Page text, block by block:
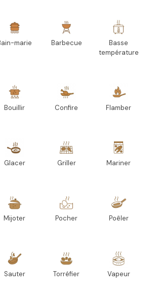
marie Barbecue
Basse
température
Bouillir Confire Flamber
Glacer Griller Mariner
Mijoter Pocher Poêler
Sauter Torréfier Vapeur